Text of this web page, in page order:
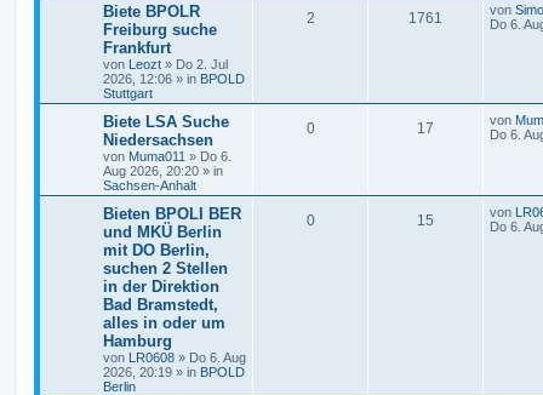
Biete BPOLR
Freiburg suche
Frankfurt
von Leozt » Do 2. Jul
2026, 12:06 » in BPOLD
Stuttgart
2 1761 von
Do 6.
Biete LSA Suche
Niedersachsen
von Muma011 » Do 6.
Aug 2026, 20:20 » in
Sachsen-Anhalt
0 17 von
Do 6.
Bieten BPOLI BER
und MKÜ Berlin
mit DO Berlin,
suchen 2 Stellen
in der Direktion
Bad Bramstedt,
alles in oder um
Hamburg
von LR0608 » Do 6. Aug
2026, 20:19 » in BPOLD
Berlin
0 15 von
Do 6.